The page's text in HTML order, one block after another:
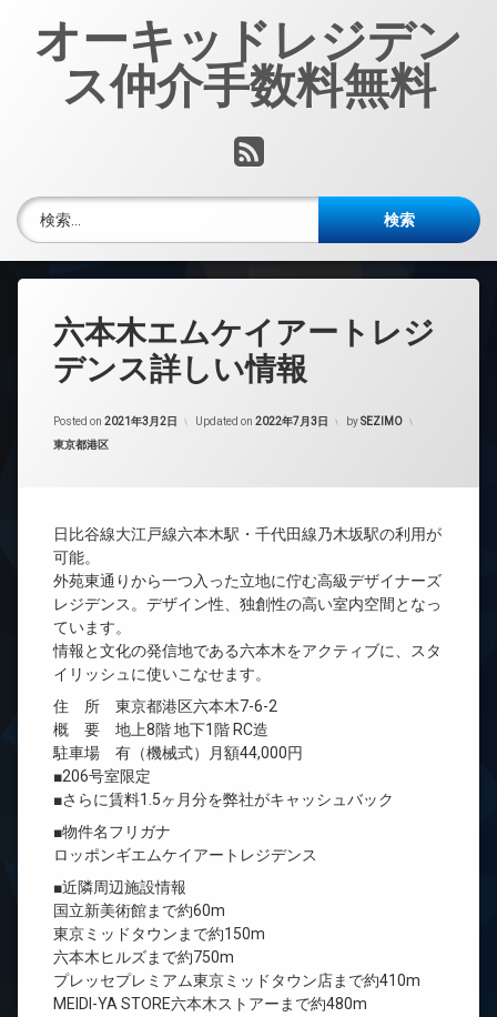
オーキッドレジデン
ス仲介手数料無料
RSS
検索:
六本木エムケイアートレジ
デンス詳しい情報
Posted on 2021年3月2日 Updated on 2022年7月3日 bySEZIMO
カテゴリー:
東京都港区
日比谷線大江戸線六本木駅・千代田線乃木坂駅の利用が
可能。
外苑東通りから一つ入った立地に佇む高級デザイナーズ
レジデンス。デザイン性、独創性の高い室内空間となっ
ています。
情報と文化の発信地である六本木をアクティブに、スタ
イリッシュに使いこなせます。
住 所 東京都港区六本木7-6-2
概 要 地上8階 地下1階 RC造
駐車場 有（機械式）月額44,000円
■206号室限定
■さらに賃料1.5ヶ月分を弊社がキャッシュバック
■物件名フリガナ
ロッポンギエムケイアートレジデンス
■近隣周辺施設情報
国立新美術館まで約60m
東京ミッドタウンまで約150m
六本木ヒルズまで約750m
プレッセプレミアム東京ミッドタウン店まで約410m
MEIDI-YA STORE六本木ストアーまで約480m